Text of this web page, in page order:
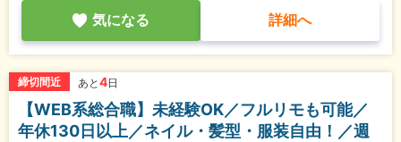
気になる 詳細へ
締切間近 あと 4日
【WEB系総合職】未経験OK／フルリモも可能／
年休130日以上／ネイル・髪型・服装自由！／週